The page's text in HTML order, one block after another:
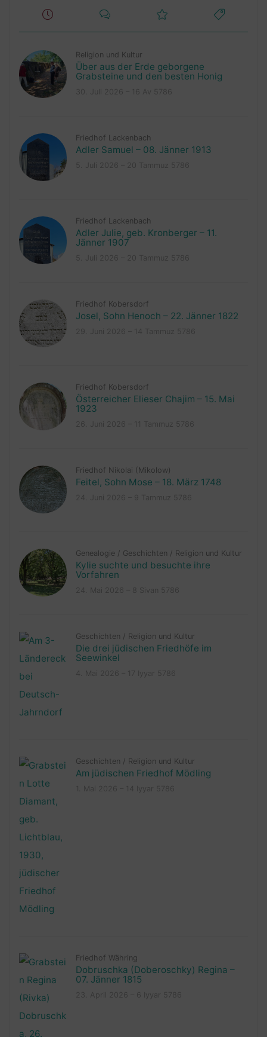
Religion und Kultur
Über aus der Erde geborgene
Grabsteine und den besten Honig
Friedhof Lackenbach
Adler Samuel – 08. Jänner 1913
Friedhof Lackenbach
Adler Julie, geb. Kronberger – 11.
Jänner 1907
Friedhof Kobersdorf
Josel, Sohn Henoch – 22. Jänner 1822
Friedhof Kobersdorf
Österreicher Elieser Chajim – 15. Mai
1923
Friedhof Nikolai (Mikolow)
Feitel, Sohn Mose – 18. März 1748
Genealogie / Geschichten / Religion und Kultur
Kylie suchte und besuchte ihre
Vorfahren
Geschichten / Religion und Kultur
Die drei jüdischen Friedhöfe im
Seewinkel
Geschichten / Religion und Kultur
Am jüdischen Friedhof Mödling
Friedhof Währing
Dobruschka (Doberoschky) Regina –
07. Jänner 1815